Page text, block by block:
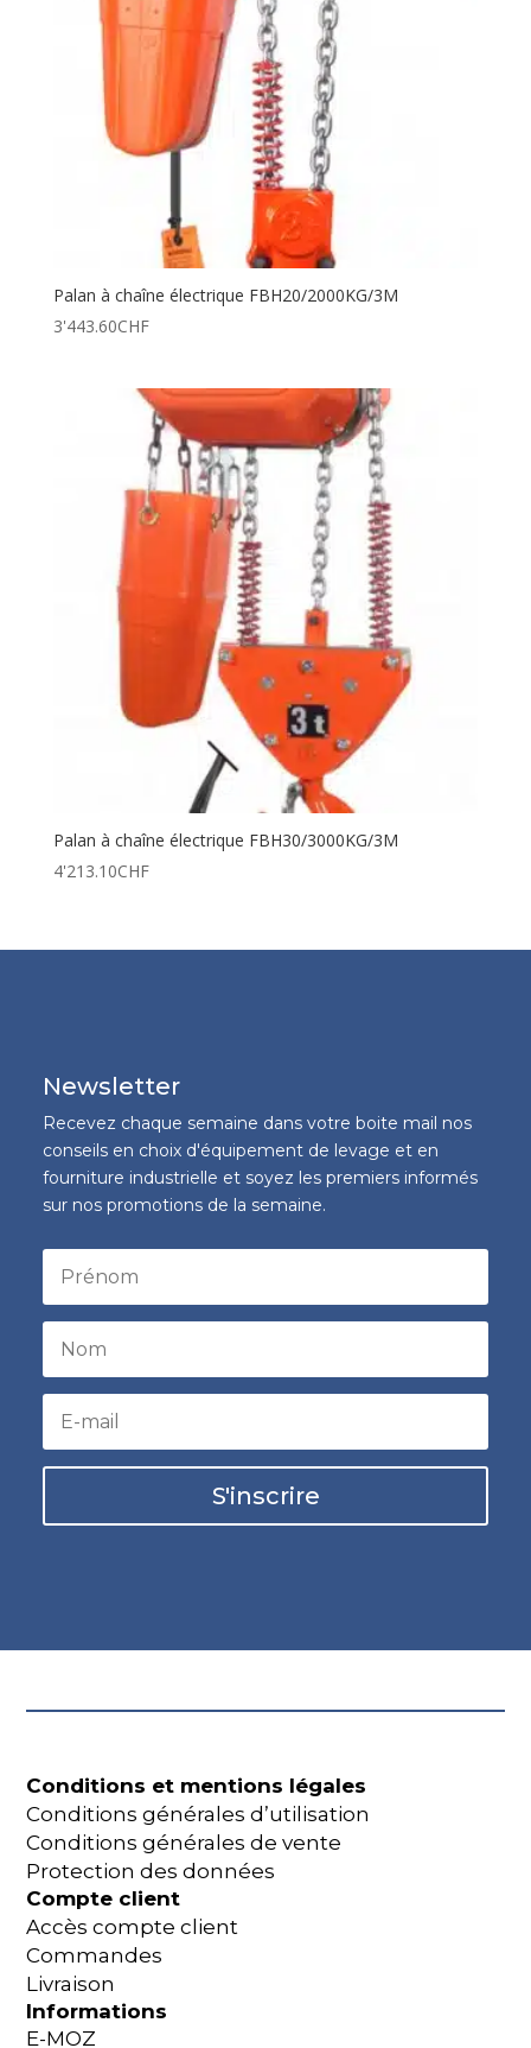
Palan à chaîne électrique FBH20/2000KG/3M
3'443.60CHF
Palan à chaîne électrique FBH30/3000KG/3M
4'213.10CHF
Newsletter
Recevez chaque semaine dans votre boite mail nos
conseils en choix d'équipement de levage et en
fourniture industrielle et soyez les premiers informés
sur nos promotions de la semaine.
S'inscrire
Conditions et mentions légales
Conditions générales d’utilisation
Conditions générales de vente
Protection des données
Compte client
Accès compte client
Commandes
Livraison
Informations
E-MOZ